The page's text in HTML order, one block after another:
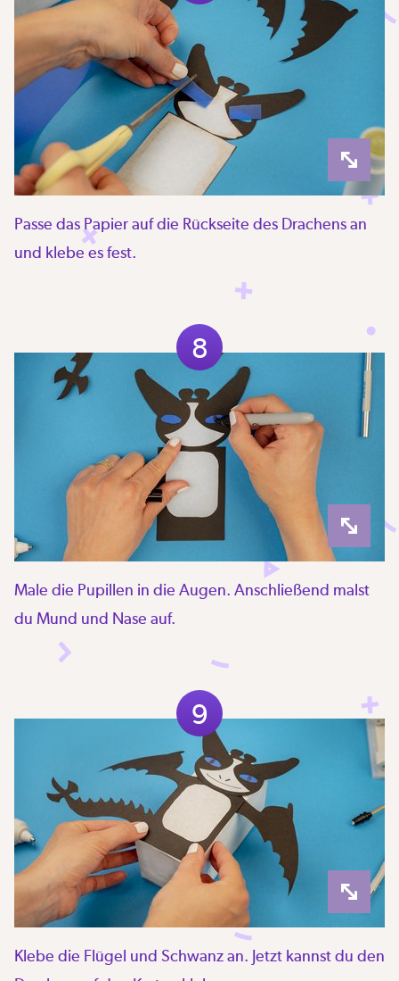
Passe das Papier auf die Rückseite des Drachens an
und klebe es fest.
8
Male die Pupillen in die Augen. Anschließend malst
du Mund und Nase auf.
9
Klebe die Flügel und Schwanz an. Jetzt kannst du den